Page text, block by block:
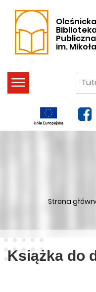
Oleśnicka
Publiczna
im.
Strona
Książka do